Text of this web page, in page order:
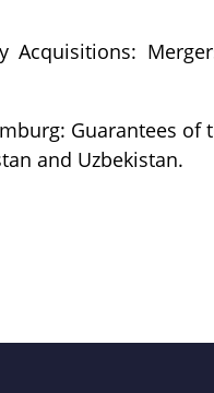
Acquisitions:
Guarantees of
and Uzbekistan.